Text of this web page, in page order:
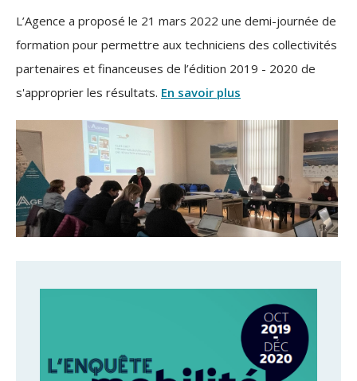
L’Agence a proposé le 21 mars 2022 une demi-journée de
formation pour permettre aux techniciens des collectivités
partenaires et financeuses de l’édition 2019 - 2020 de
s'approprier les résultats. En savoir plus